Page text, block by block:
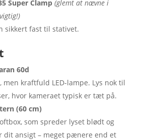
Super Clamp (glemt at nævne i
sikkert fast til stativet.
60d
men kraftfuld LED-lampe. Lys nok til
hvor kameraet typisk er tæt på.
(60 cm)
som spreder lyset blødt og
dit ansigt – meget pænere end et